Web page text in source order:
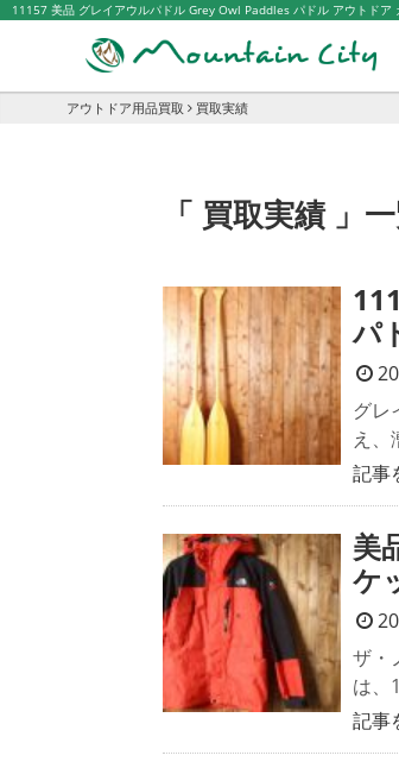
11157 美品 グレイアウルパドル Grey Owl Paddles パドル アウトドア
アウトドア用品買取 買取実績
「 買取実績 」
パ
グレ
え
記事
美
ケ
ザ・
は、
記事